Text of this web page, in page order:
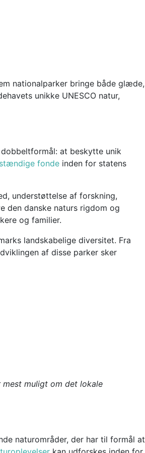
nationalparker bringe både glæde,
unikke UNESCO natur,
at beskytte unik
fonde inden for statens
understøttelse af forskning,
den danske naturs rigdom og
og familier.
landskabelige diversitet. Fra
af disse parker sker
muligt om det lokale
naturområder, der har til formål at